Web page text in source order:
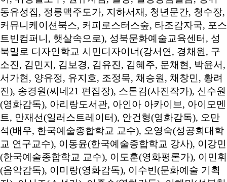
동유성집, 정릉맥주도가, 지하서재, 청년문간, 청수장,
커뮤니케이션북스, 커피로스터스숲, 타조감자국, 포스
트빈컴퍼니, 햇살속으로), 성북문화예술교육센터, 성
북밀로 디자인학교 시민디자이너(강서연, 경채원, 구
소진, 김민지, 김보경, 김유진, 김혜주, 문채현, 박윤서,
서가현, 양유정, 유지호, 조정묵, 채승원, 채창민, 황려
진), 송경원(씨네21 편집장), 스톤김(사진작가), 신수원
(영화감독), 아리랑도서관, 아인아 아카이브, 아이모멘
트, 안재선(일러스트레이터), 안건형(영화감독), 오만
석(배우, 한국예술종합학교 교수), 오영숙(성공회대학
교 연구교수), 이동윤(한국예술종합학교 강사), 이강민
(한국예술종합학교 교수), 이도훈(영화평론가), 이민휘
(음악감독), 이미랑(영화감독), 이수빈(문화예술 기획